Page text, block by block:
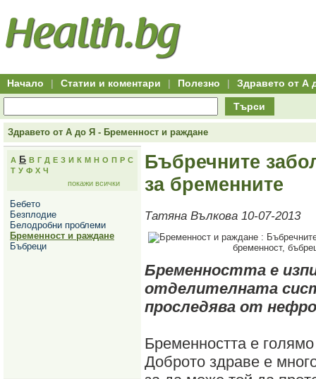
Всички
офети
за
Hitro.bg
Всички
оферти
Hitro.bg
Всички
оферти
Hitro.bg
във
всички
оферти
Всички
оферти
пазаруване
изгодни
оферти
50+
начало
Клуб
Начало | Статии и коментари | Полезно | Здравето от А
Търси
Здравето от А до Я - Бременност и раждане
А Б В Г Д Е З И К М Н О П Р С
Т У Ф Х Ч
покажи всички
Бебето
Безплодие
Белодробни проблеми
Бременност и раждане
Бъбреци
Бъбречните
за бременните
Татяна Вълкова 10-07-2013
Бременността е
отделителната
проследява от
Бременността е
Доброто здраве е